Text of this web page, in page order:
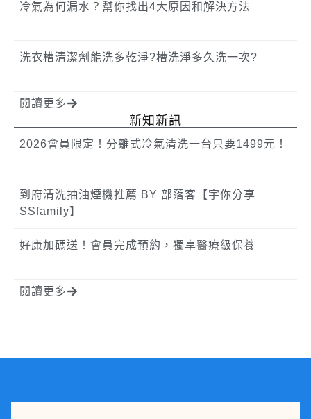
冷氣為何漏水？幫你找出4大原因和解決方法
洗衣槽清潔劑能洗多乾淨?槽洗淨多久洗一次?
閱讀更多
新知新訊
2026會員限定！分離式冷氣清洗一台只要1499元！
到府清洗抽油煙機推薦 BY 部落客【宇你分享
SSfamily】
好康加碼送！會員完成預約，獨享醫療級保養
閱讀更多